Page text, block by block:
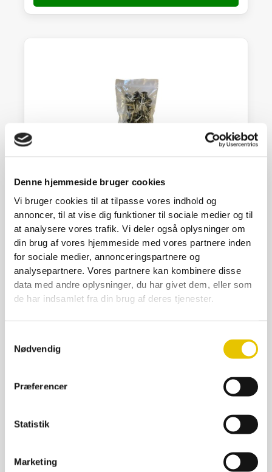
Denne hjemmeside bruger cookies
Vi bruger cookies til at tilpasse vores indhold og
annoncer, til at vise dig funktioner til sociale medier og til
at analysere vores trafik. Vi deler også oplysninger om
din brug af vores hjemmeside med vores partnere inden
for sociale medier, annonceringspartnere og
analysepartnere. Vores partnere kan kombinere disse
data med andre oplysninger, du har givet dem, eller som
de har indsamlet fra din brug af deres tjenester.
Nødvendig
Præferencer
Statistik
Marketing
Væge til fyrfadslys ps m 100 stk
20,00kr.
På lager
SE DETALJER